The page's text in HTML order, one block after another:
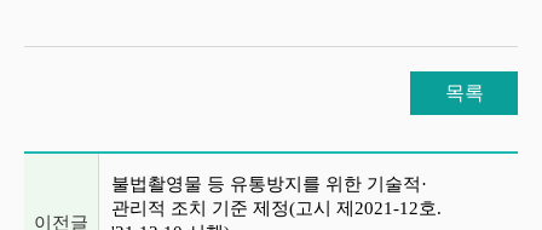
목록
이전글
불법촬영물 등 유통방지를 위한 기술적·
관리적 조치 기준 제정(고시 제2021-12호.